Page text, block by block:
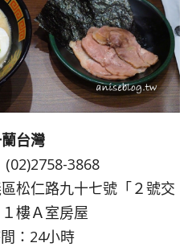
台灣
(02)2758-3868
松仁路九十七號「２號交
樓Ａ室房屋
：24小時